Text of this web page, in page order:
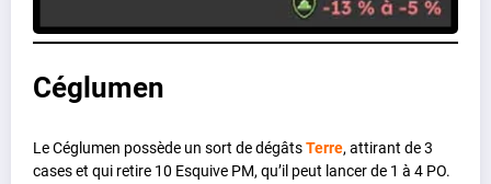
Céglumen
Le Céglumen possède un sort de dégâtsTerre, attirant de 3
cases et qui retire 10 Esquive PM, qu’il peut lancer de 1 à 4 PO.